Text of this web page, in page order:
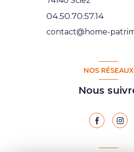
04.50.70.57.14
contact@home-
NOS RÉSEAUX
Nous